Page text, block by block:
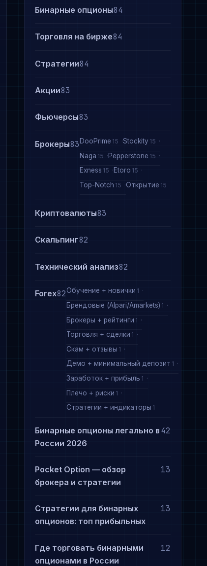
Бинарные опционы84
Торговля на бирже84
Стратегии84
Акции83
Фьючерсы83
Брокеры83 DooPrime 15 Stockity 15
Naga 15 Pepperstone 15
Exness 15 Etoro 15
Top-Notch 15 Открытие 15
Криптовалюты83
Скальпинг82
Технический анализ82
Forex82Обучение + новички 1
Брендовые (Alpari/Amarkets) 1
Брокеры + рейтинги 1
Торговля + сделки 1
Скам + отзывы 1
Демо + минимальный депозит 1
Заработок + прибыль 1
Плечо + риски 1
Стратегии + индикаторы 1
Бинарные опционы легально в
России 2026
42
Pocket Option — обзор
брокера и стратегии
13
Стратегии для бинарных
опционов: топ прибыльных
13
Где торговать бинарными
опционами в России
12